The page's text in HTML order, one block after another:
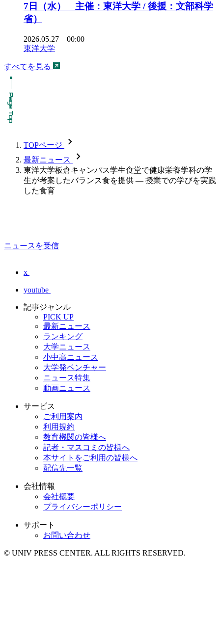
7日（水） 主催：東洋大学 / 後援：文部科学
省）
2026.05.27 00:00
東洋大学
すべてを見る
TOPページ chevron_forward
最新ニュース chevron_forward
東洋大学板倉キャンパス学生食堂で健康栄養学科の学
生が考案したバランス食を提供 — 授業での学びを実践
した食育
ニュースを受信
x
youtube
記事ジャンル
PICK UP
最新ニュース
ランキング
大学ニュース
小中高ニュース
大学発ベンチャー
ニュース特集
動画ニュース
サービス
ご利用案内
利用規約
教育機関の皆様へ
記者・マスコミの皆様へ
本サイトをご利用の皆様へ
配信先一覧
会社情報
会社概要
プライバシーポリシー
サポート
お問い合わせ
© UNIV PRESS CENTER. ALL RIGHTS RESERVED.